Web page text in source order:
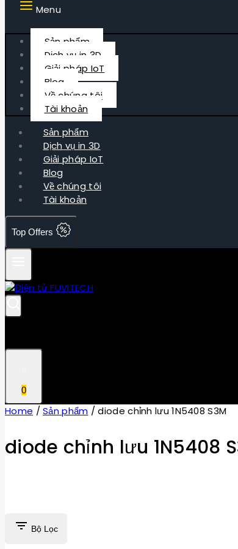
Menu
Sản phẩm
Dịch vụ in 3D
Giải pháp IoT
Blog
Về chúng tôi
Tài khoản
Sản phẩm
Dịch vụ in 3D
Giải pháp IoT
Blog
Về chúng tôi
Tài khoản
Top Offers
0
Home / Sản phẩm / diode chỉnh lưu 1N5408 S3M
diode chỉnh lưu 1N5408
Bộ Lọc